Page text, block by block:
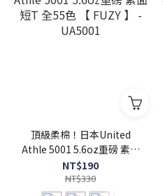
頂級柔棉！日本United
Athle 5001 5.6oz重磅 素面
短T 全55色 【 FUZY 】 -
UA5001
NT$190
NT$330